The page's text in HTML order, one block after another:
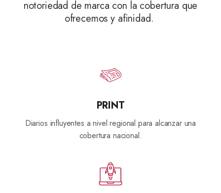
notoriedad de marca con la cobertura que
ofrecemos y afinidad.
PRINT
Diarios influyentes a nivel regional para alcanzar una
cobertura nacional.